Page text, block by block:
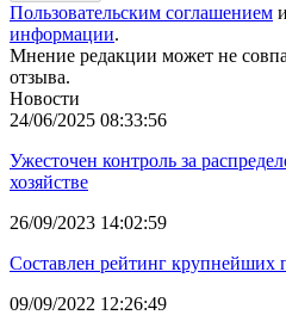
Пользовательским соглашением и
информации.
Мнение редакции может не
отзыва.
Новости
24/06/2025 08:33:56
Ужесточен контроль за
хозяйстве
26/09/2023 14:02:59
Составлен рейтинг крупнейших
09/09/2022 12:26:49